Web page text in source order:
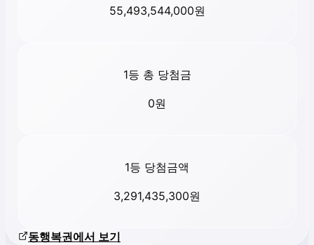
55,493,544,000원
1등 총 당첨금
0원
1등 당첨금액
3,291,435,300원
동행복권에서 보기